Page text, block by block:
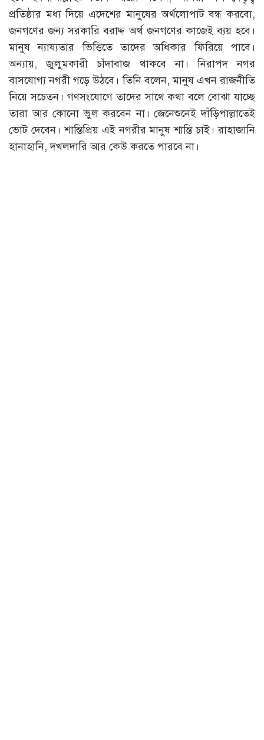
প্রতিষ্ঠার মধ্য দিয়ে এদেশের মানুষের অর্থলোপাট বন্ধ করবো,
জনগণের জন্য সরকারি বরাদ্দ অর্থ জনগণের কাজেই ব্যয় হবে।
মানুষ ন্যায্যতার ভিত্তিতে তাদের অধিকার ফিরিয়ে পাবে।
অন্যায়, জুলুমকারী চাঁদাবাজ থাকবে না। নিরাপদ নগর
বাসযোগ্য নগরী গড়ে উঠবে। তিনি বলেন, মানুষ এখন রাজনীতি
নিয়ে সচেতন। গণসংযোগে তাদের সাথে কথা বলে বোঝা যাচ্ছে
তারা আর কোনো ভুল করবেন না। জেনেশুনেই দাঁড়িপাল্লাতেই
ভোট দেবেন। শান্তিপ্রিয় এই নগরীর মানুষ শান্তি চাই। রাহাজানি
হানাহানি, দখলদারি আর কেউ করতে পারবে না।